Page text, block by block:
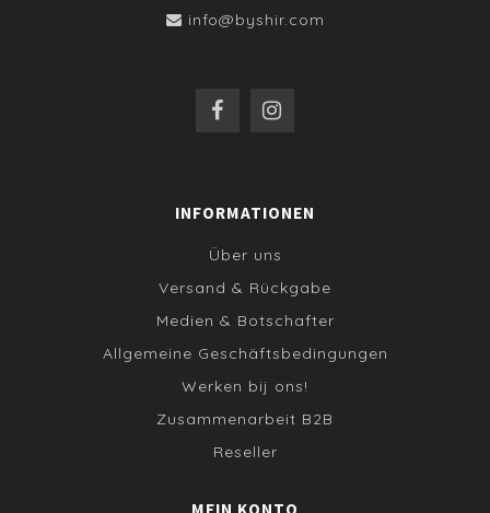
info@byshir.com
INFORMATIONEN
Über uns
Versand & Rückgabe
Medien & Botschafter
Allgemeine Geschäftsbedingungen
Werken bij ons!
Zusammenarbeit B2B
Reseller